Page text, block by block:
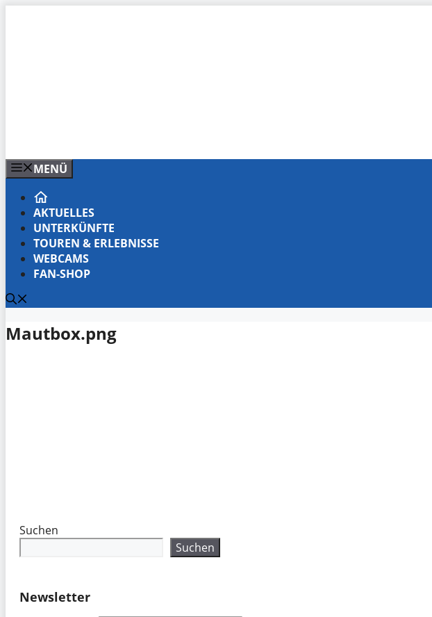
MENÜ
AKTUELLES
UNTERKÜNFTE
TOUREN & ERLEBNISSE
WEBCAMS
FAN-SHOP
Mautbox.png
Suchen
Suchen
Newsletter